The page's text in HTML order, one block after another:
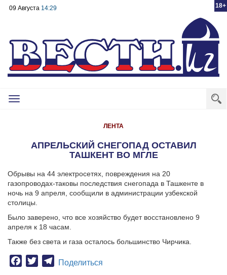
18+
09 Августа 14:29
Toggle
ЛЕНТА
АПРЕЛЬСКИЙ СНЕГОПАД ОСТАВИЛ
ТАШКЕНТ ВО МГЛЕ
Обрывы на 44 электросетях, повреждения на 20
газопроводах-таковы последствия снегопада в Ташкенте в
ночь на 9 апреля, сообщили в администрации узбекской
столицы.
Было заверено, что все хозяйство будет восстановлено 9
апреля к 18 часам.
Также без света и газа осталось большинство Чирчика.
Facebook
TwitterTelegram
Поделиться